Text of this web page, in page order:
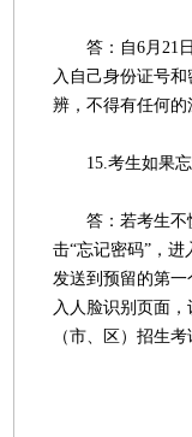
答：自6月21日
入自己身份证号
辨，不得有任何的
15.考生如果忘
答：若考生不慎
击“忘记密码”，
发送到预留的第
入人脸识别页面
（市、区）招生